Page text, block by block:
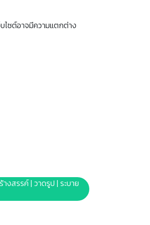
ซต์อาจมีความแตกต่าง
งสรรค์ | วาดรูป | ระบาย